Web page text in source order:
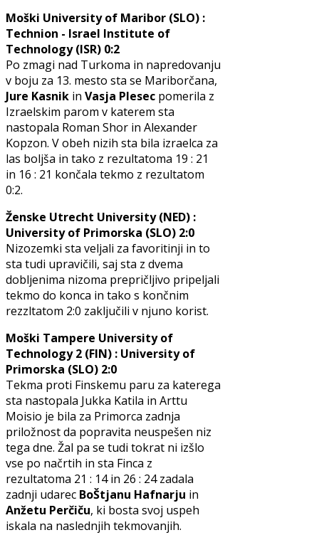
Moški University of Maribor (SLO) :
Technion - Israel Institute of
Technology (ISR) 0:2
Po zmagi nad Turkoma in napredovanju
v boju za 13. mesto sta se Mariborčana,
Jure Kasnik in Vasja Plesec pomerila z
Izraelskim parom v katerem sta
nastopala Roman Shor in Alexander
Kopzon. V obeh nizih sta bila izraelca za
las boljša in tako z rezultatoma 19 : 21
in 16 : 21 končala tekmo z rezultatom
0:2.
Ženske Utrecht University (NED) :
University of Primorska (SLO) 2:0
Nizozemki sta veljali za favoritinji in to
sta tudi upravičili, saj sta z dvema
dobljenima nizoma prepričljivo pripeljali
tekmo do konca in tako s končnim
rezzltatom 2:0 zaključili v njuno korist.
Moški Tampere University of
Technology 2 (FIN) : University of
Primorska (SLO) 2:0
Tekma proti Finskemu paru za katerega
sta nastopala Jukka Katila in Arttu
Moisio je bila za Primorca zadnja
priložnost da popravita neuspešen niz
tega dne. Žal pa se tudi tokrat ni izšlo
vse po načrtih in sta Finca z
rezultatoma 21 : 14 in 26 : 24 zadala
zadnji udarec BoŠtjanu Hafnarju in
Anžetu Perčiču, ki bosta svoj uspeh
iskala na naslednjih tekmovanjih.